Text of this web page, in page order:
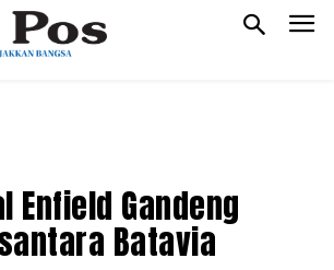
Enfield Gandeng
Batavia